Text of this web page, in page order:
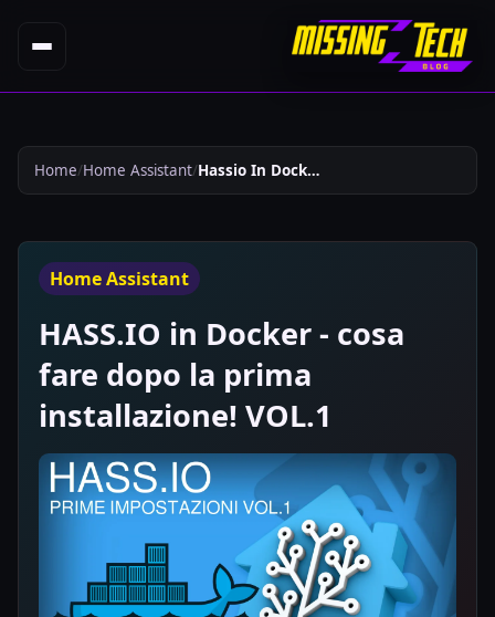
Home Home Assistant Hassio In Docker Cosa Fare Dopo La Prima Installazione Vol1 409
Home Assistant
HASS.IO in Docker - cosa
fare dopo la prima
installazione! VOL.1